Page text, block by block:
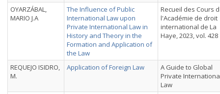
OYARZÁBAL,
MARIO J.A
The Influence of Public
International Law upon
Private International Law in
History and Theory in the
Formation and Application of
the Law
Recueil des Cours
l'Académie de droit
international de La
Haye, 2023, vol. 428
REQUEJO ISIDRO,
M.
Application of Foreign Law
A Guide to Global
Private
Law